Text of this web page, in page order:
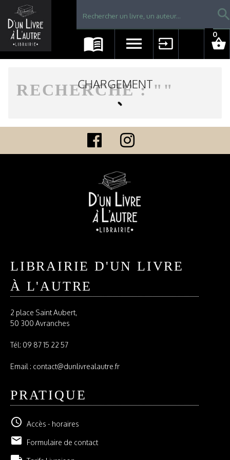
Librairie D'un livre à l'autre - Avranches
menu_book menu input shopping_basket
0
RECHERCHE : " "
CHARGEMENT
LIBRAIRIE D'UN LIVRE
À L'AUTRE
2 place Saint Aubert,
50 300 Avranches
Tél: 09 87 15 22 57
Email : contact@dunlivrealautre.fr
PRATIQUE
schedule Accès - horaires
email Formulaire de contact